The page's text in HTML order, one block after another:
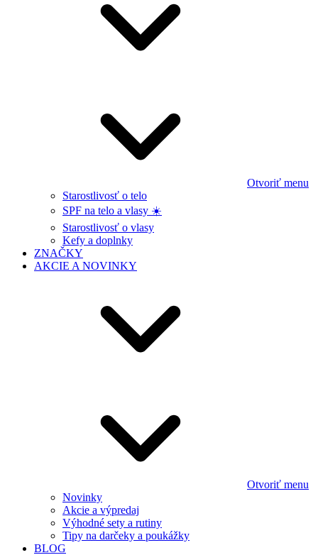
Otvoriť menu
Starostlivosť o telo
SPF na telo a vlasy ☀️
Starostlivosť o vlasy
Kefy a doplnky
ZNAČKY
AKCIE A NOVINKY
Otvoriť menu
Novinky
Akcie a výpredaj
Výhodné sety a rutiny
Tipy na darčeky a poukážky
BLOG